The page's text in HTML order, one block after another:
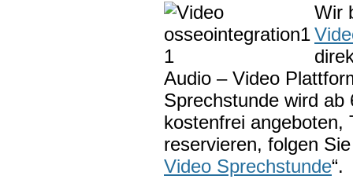
Wir
Audio – Video
Sprechstunde wird
kostenfrei angeboten,
reservieren, folgen
Video Sprechstunde“.